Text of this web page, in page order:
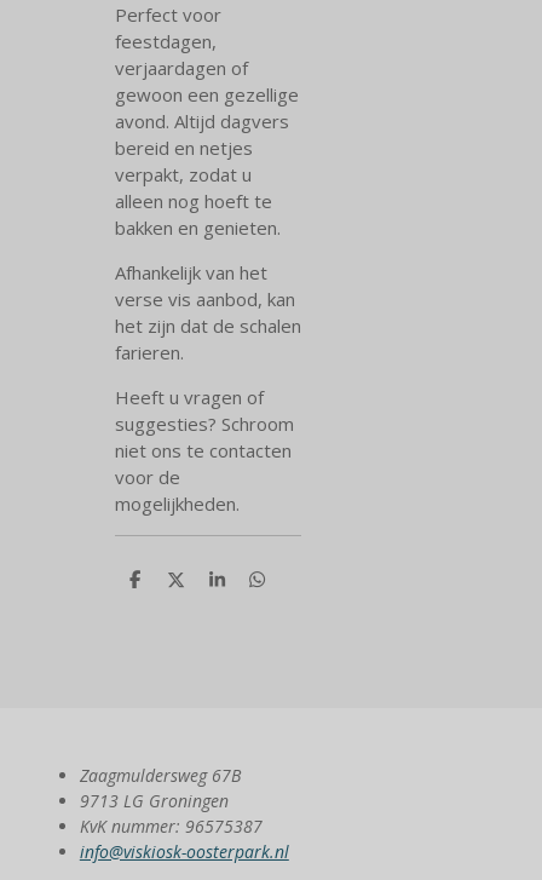
Perfect voor
feestdagen,
verjaardagen of
gewoon een gezellige
avond. Altijd dagvers
bereid en netjes
verpakt, zodat u
alleen nog hoeft te
bakken en genieten.
Afhankelijk van het
verse vis aanbod, kan
het zijn dat de schalen
farieren.
Heeft u vragen of
suggesties? Schroom
niet ons te contacten
voor de
mogelijkheden.
D
D
S
D
Zaagmuldersweg 67B
9713 LG Groningen
KvK nummer: 96575387
info@viskiosk-oosterpark.nl